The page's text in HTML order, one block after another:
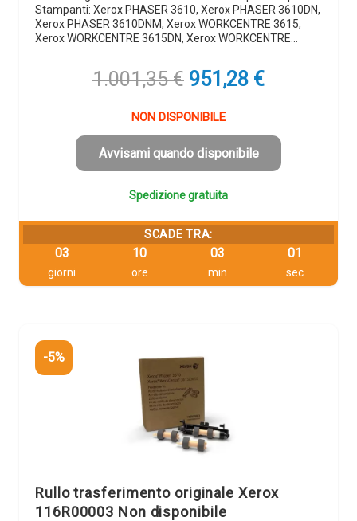
Stampanti: Xerox PHASER 3610, Xerox PHASER 3610DN,
Xerox PHASER 3610DNM, Xerox WORKCENTRE 3615,
Xerox WORKCENTRE 3615DN, Xerox WORKCENTRE…
1.001,35€ Il
originale
era:
1.001,35 €.
951,28 €Il
è:
NON DISPONIBILE
Avvisami quando disponibile
Spedizione gratuita
SCADE TRA:
03
giorni
10
ore
03
min
00
sec
-5%
Rullo trasferimento originale Xerox
116R00003 Non disponibile